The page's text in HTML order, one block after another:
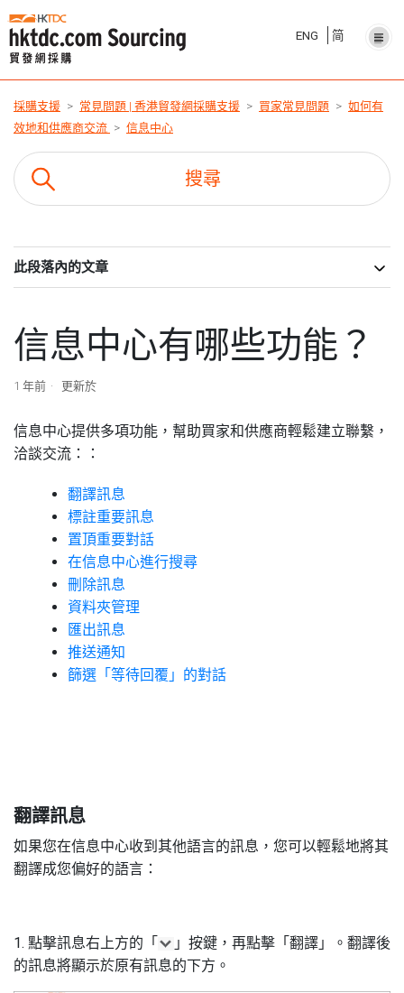
ENG 简
採購支援 常見問題 | 香港貿發網採購支援 買家常見問題
如何有
效地和供應商交流
信息中心
此段落內的文章
信息中心有哪些功能？
1 年前 更新於
信息中心提供多項功能，幫助買家和供應商輕鬆建立聯繫，
洽談交流：：
翻譯訊息
標註重要訊息
置頂重要對話
在信息中心進行搜尋
刪除訊息
資料夾管理
匯出訊息
推送通知
篩選「等待回覆」的對話
翻譯訊息
如果您在信息中心收到其他語言的訊息，您可以輕鬆地將其
翻譯成您偏好的語言：­­
1. 點擊訊息右上方的「
」按鍵，再點擊「翻譯」。翻譯後
的訊息將顯示於原有訊息的下方。